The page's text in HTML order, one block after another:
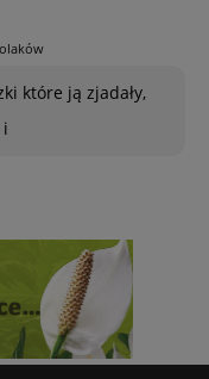
które ją zjadały,
i